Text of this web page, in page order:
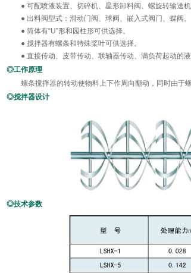
● 可配喷液装置、切碎机、星形卸料阀、螺旋转输送机
● 出料阀型式：滑动门阀、球阀、嵌入式阀门、蝶阀。
● 筒体有“U”形和园柱形可供选择。
● 搅拌器有螺条和特殊桨叶可供选择。
● 直接传动、皮带传动、联轴器传动、满负荷起动的液
◎工作原理
螺条搅拌器的转动使物料上下作周向翻动，同时由于螺
◎搅拌器设计
◎技术参数